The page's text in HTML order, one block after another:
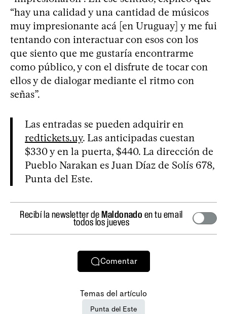
“hay una calidad y una cantidad de músicos
muy impresionante acá [en Uruguay] y me fui
tentando con interactuar con esos con los
que siento que me gustaría encontrarme
como público, y con el disfrute de tocar con
ellos y de dialogar mediante el ritmo con
señas”.
Las entradas se pueden adquirir en
redtickets.uy. Las anticipadas cuestan
$330 y en la puerta, $440. La dirección de
Pueblo Narakan es Juan Díaz de Solís 678,
Punta del Este.
Recibí la newsletter deMaldonado en tu email
todos los jueves
Comentar
Temas del artículo
Punta del Este